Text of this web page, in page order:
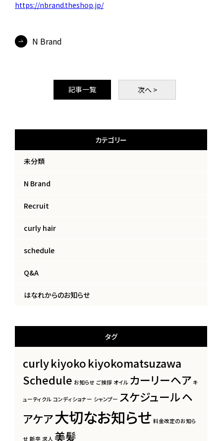
https://nbrand.theshop.jp/
N Brand
記事一覧 次へ >
カテゴリー
未分類
N Brand
Recruit
curly hair
schedule
Q&A
はなれからのお知らせ
タグ
curlykiyokokiyokomatsuzawa
Schedule お知らせ ご挨拶 オイル カーリーヘア キ
ューティクル コンディショナー シャンプー スケジュールヘ
アケア大切なお知らせ 料金改定のお知ら
せ 新卒 求人 美髪